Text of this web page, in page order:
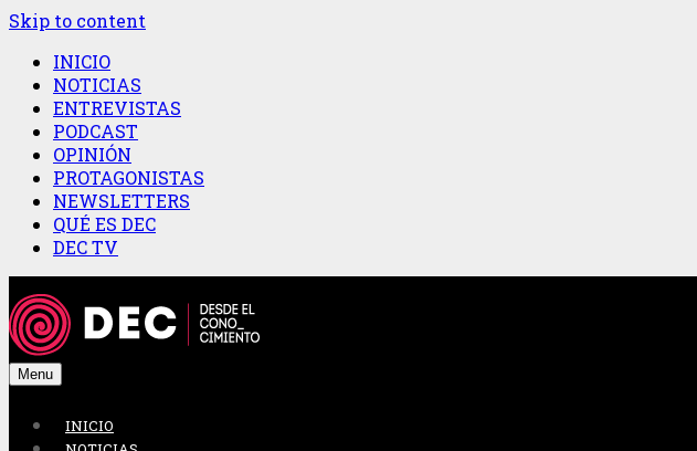
Skip to content
INICIO
NOTICIAS
ENTREVISTAS
PODCAST
OPINIÓN
PROTAGONISTAS
NEWSLETTERS
QUÉ ES DEC
DEC TV
Menu
INICIO